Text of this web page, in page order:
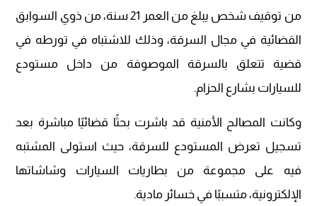
من توقيف شخص يبلغ من العمر 21 سنة، من ذوي السوابق
القضائية في مجال السرقة، وذلك للاشتباه في تورطه في
قضية تتعلق بالسرقة الموصوفة من داخل مستودع
للسيارات بشارع الحزام.
وكانت المصالح الأمنية قد باشرت بحثًا قضائيًا مباشرة بعد
تسجيل تعرض المستودع للسرقة، حيث استولى المشتبه
فيه على مجموعة من بطاريات السيارات وشاشاتها
الإلكترونية، متسببًا في خسائر مادية.